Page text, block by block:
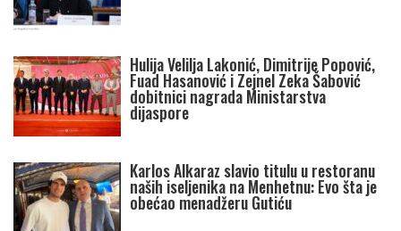
Hulija Velilja Lakonić, Dimitrije Popović,
Fuad Hasanović i Zejnel Zeka Šabović
dobitnici nagrada Ministarstva
dijaspore
Karlos Alkaraz slavio titulu u restoranu
naših iseljenika na Menhetnu: Evo šta je
obećao menadžeru Gutiću